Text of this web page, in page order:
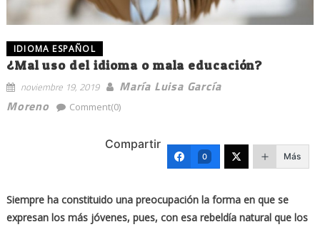
IDIOMA ESPAÑOL
¿Mal uso del idioma o mala educación?
noviembre 19, 2019
María Luisa García
Moreno
Comment(0)
Compartir
0 Más
Siempre ha constituido una preocupación la forma en que se
expresan los más jóvenes, pues, con esa rebeldía natural que los